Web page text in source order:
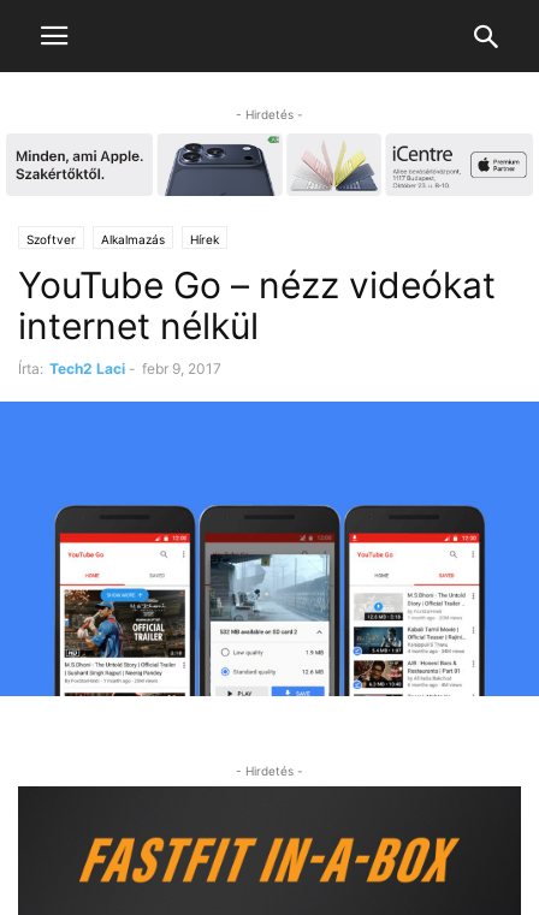
- Hirdetés -
Szoftver Alkalmazás Hírek
YouTube Go – nézz videókat
internet nélkül
Írta: Tech2 Laci - febr 9, 2017
- Hirdetés -